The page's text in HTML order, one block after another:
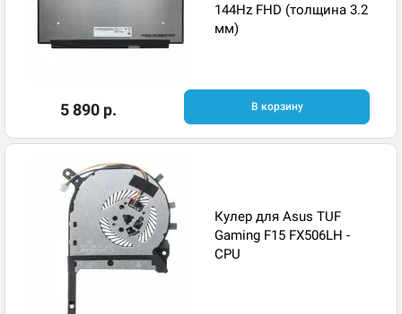
144Hz FHD (толщина 3.2
мм)
5 890 р. В корзину
Кулер для Asus TUF
Gaming F15 FX506LH -
CPU